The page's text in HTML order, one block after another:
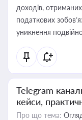
доходів,
податкових
уникнення
Telegram
кейси,
Про що тема: